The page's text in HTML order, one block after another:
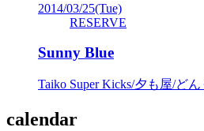
2014/03/25(Tue)
RESERVE
Sunny Blue
Taiko Super Kicks/夕も屋/ど
calendar